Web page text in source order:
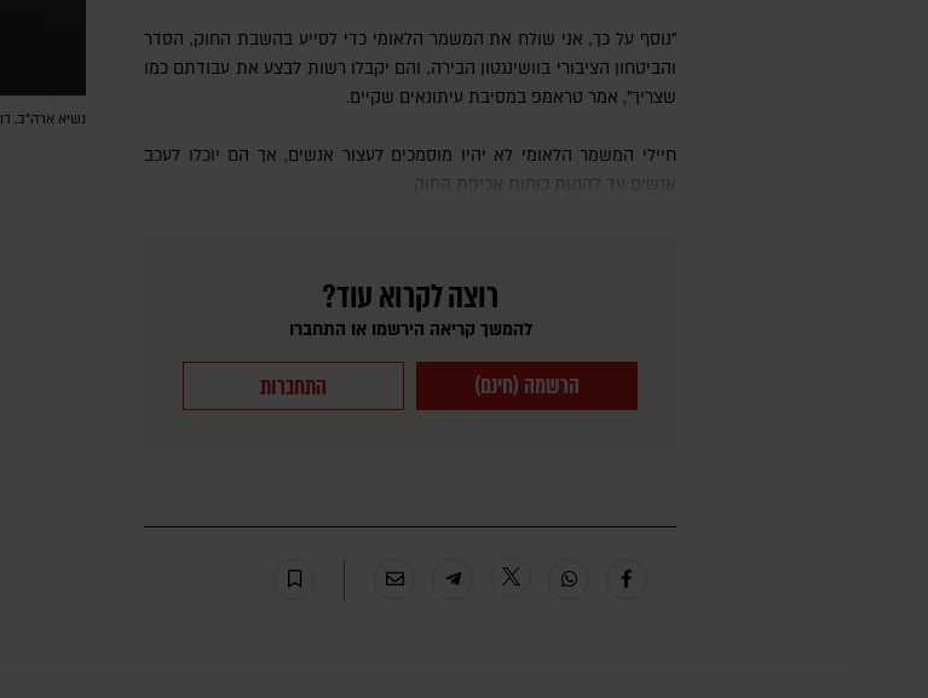
"נוסף על כך, אני שולח את המשמר הלאומי כדי לסייע בהשבת החוק, הסדר
והביטחון הציבורי בוושינגטון הבירה, והם יקבלו רשות לבצע את עבודתם כמו
שצריך", אמר טראמפ במסיבת עיתונאים שקיים.
חיילי המשמר הלאומי לא יהיו מוסמכים לעצור אנשים, אך הם יוכלו לעכב
אנשים עד להגעת כוחות אכיפת החוק.
רוצה לקרוא עוד?
להמשך קריאה הירשמו או התחברו
הרשמה (חינם) התחברות
נשיא ארה״ב,